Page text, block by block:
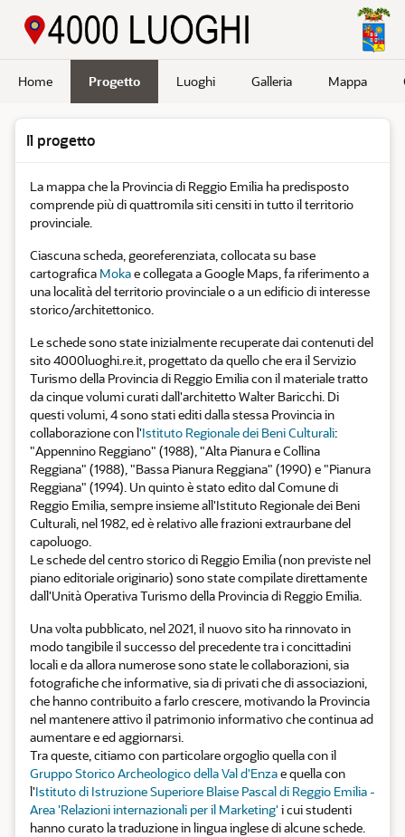
Home Progetto Luoghi Galleria Mappa
Il progetto
La mappa che la Provincia di Reggio Emilia ha predisposto
comprende più di quattromila siti censiti in tutto il territorio
provinciale.
Ciascuna scheda, georeferenziata, collocata su base
cartografica Mokae collegata a Google Maps, fa riferimento a
una località del territorio provinciale o a un edificio di interesse
storico/architettonico.
Le schede sono state inizialmente recuperate dai contenuti del
sito 4000luoghi.re.it, progettato da quello che era il Servizio
Turismo della Provincia di Reggio Emilia con il materiale tratto
da cinque volumi curati dall'architetto Walter Baricchi. Di
questi volumi, 4 sono stati editi dalla stessa Provincia in
collaborazione con l'Istituto Regionale dei Beni Culturali:
"Appennino Reggiano" (1988), "Alta Pianura e Collina
Reggiana" (1988), "Bassa Pianura Reggiana" (1990) e "Pianura
Reggiana" (1994). Un quinto è stato edito dal Comune di
Reggio Emilia, sempre insieme all'Istituto Regionale dei Beni
Culturali, nel 1982, ed è relativo alle frazioni extraurbane del
capoluogo.
Le schede del centro storico di Reggio Emilia (non previste nel
piano editoriale originario) sono state compilate direttamente
dall'Unità Operativa Turismo della Provincia di Reggio Emilia.
Una volta pubblicato, nel 2021, il nuovo sito ha rinnovato in
modo tangibile il successo del precedente tra i concittadini
locali e da allora numerose sono state le collaborazioni, sia
fotografiche che informative, sia di privati che di associazioni,
che hanno contribuito a farlo crescere, motivando la Provincia
nel mantenere attivo il patrimonio informativo che continua ad
aumentare e ed aggiornarsi.
Tra queste, citiamo con particolare orgoglio quella con il
Gruppo Storico Archeologico della Val d'Enzae quella con
l'Istituto di Istruzione Superiore Blaise Pascal di Reggio Emilia -
Area 'Relazioni internazionali per il Marketing'i cui studenti
hanno curato la traduzione in lingua inglese di alcune schede.